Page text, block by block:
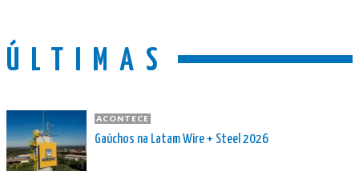
ÚLTIMAS
ACONTECE
Gaúchos na Latam Wire + Steel 2026